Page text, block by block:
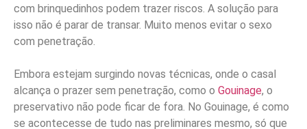
com brinquedinhos podem trazer riscos. A solução para
isso não é parar de transar. Muito menos evitar o sexo
com penetração.
Embora estejam surgindo novas técnicas, onde o casal
alcança o prazer sem penetração, como o Gouinage, o
preservativo não pode ficar de fora. No Gouinage, é como
se acontecesse de tudo nas preliminares mesmo, só que